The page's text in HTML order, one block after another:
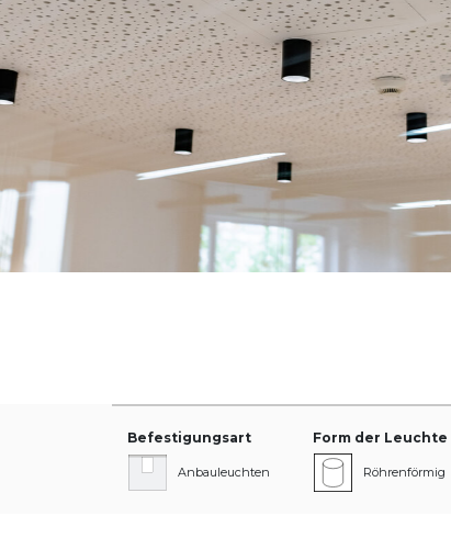
Befestigungsart
Anbauleuchten
Form der Leuchte
Röhrenförmig